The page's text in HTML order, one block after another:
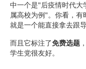
中一个是"后疫情时代
属高校为例"。你看，
就是一个能直接拿去跟
而且它标注了免费选题
学生党很友好。